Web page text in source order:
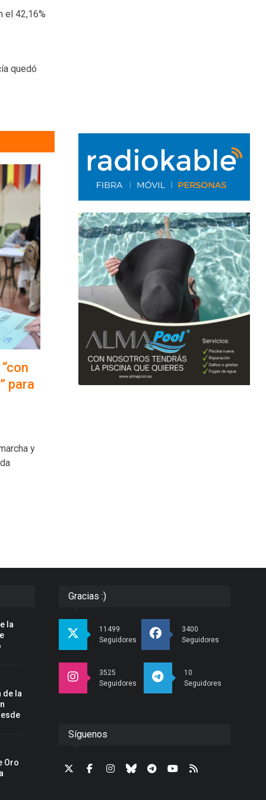
el 42,16%
quedó
para
y
la
de la
Oro
Gracias :)
11499
Seguidores
3400
Seguidores
3525
Seguidores
10
Seguidores
Síguenos